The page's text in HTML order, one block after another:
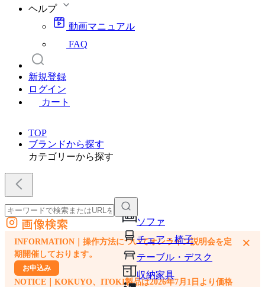
ヘルプ
動画マニュアル
FAQ
新規登録
ログイン
カート
TOP
ブランドから探す
カテゴリーから探す
ソファ
チェア・椅子
テーブル・デスク
収納家具
外部サイトの商品をカートに追加
他のサイトで見つけた商品ページのURLを貼り付けて、カートに追加できます
画像検索
INFORMATION｜操作方法についてオンライン説明会を定
期開催しております。
お申込み
NOTICE｜KOKUYO、ITOKI製品は2026年7月1日より価格
×